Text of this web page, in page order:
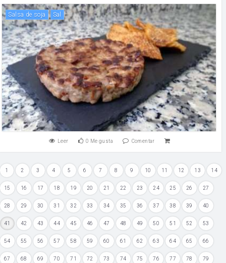
salsa de soja sal
Leer 0 Me gusta Comentar
1 2 3 4 5 6 7 8 9 10 11 12 13 14
15 16 17 18 19 20 21 22 23 24 25 26 27
28 29 30 31 32 33 34 35 36 37 38 39 40
41 42 43 44 45 46 47 48 49 50 51 52 53
54 55 56 57 58 59 60 61 62 63 64 65 66
67 68 69 70 71 72 73 74 75 76 77 78 79